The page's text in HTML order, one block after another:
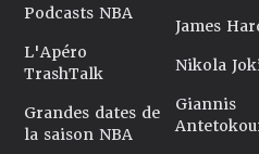
Podcasts NBA
L'Apéro
TrashTalk
Grandes dates de
la saison NBA
James
Nikola
Giannis